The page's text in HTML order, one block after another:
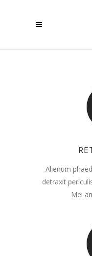
Alienum
detraxit
Mei